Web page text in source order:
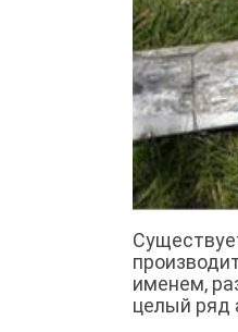
именем,
целый ряд